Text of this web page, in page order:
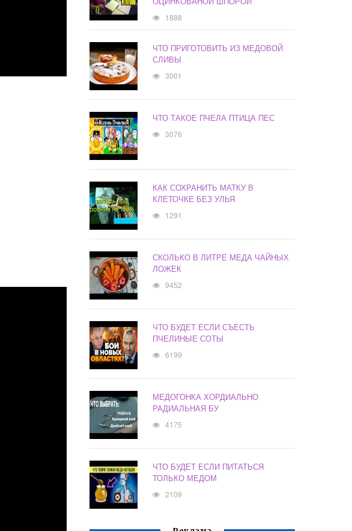
1888
ЧТО ПРИГОТОВИТЬ ИЗ МЕДОВОЙ
СЛИВЫ
3001
ЧТО ТАКОЕ ПЧЕЛА ПТИЦА ПЕС
3076
КАК СОХРАНИТЬ МАТКУ В
КЛЕТОЧКЕ БЕЗ УЛЬЯ
1291
СКОЛЬКО В ЛИТРЕ МЕДА ЧАЙНЫХ
ЛОЖЕК
9452
ЧТО БУДЕТ ЕСЛИ СЪЕСТЬ
ПЧЕЛИНЫЕ СОТЫ
6199
МЕДОГОНКА ХОРДИАЛЬНО
РАДИАЛЬНАЯ БУ
4175
ЧТО БУДЕТ ЕСЛИ ПИТАТЬСЯ
ТОЛЬКО МЕДОМ
2109